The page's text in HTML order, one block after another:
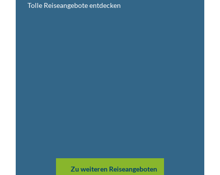
Tolle Reiseangebote entdecken
Zu weiteren Reiseangeboten